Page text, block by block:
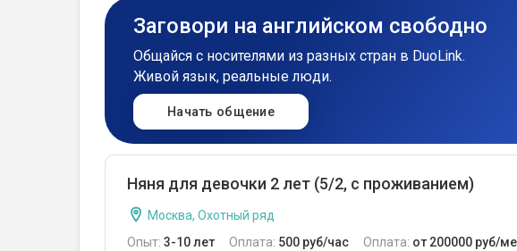
Заговори на английском свободно
Общайся с носителями из разных стран в DuoLink.
Живой язык, реальные люди.
Начать общение
Няня для девочки 2 лет (5/2, с проживанием)
Москва, Охотный ряд
Опыт: 3-10 лет Оплата: 500 руб/час Оплата: от 200000 руб/